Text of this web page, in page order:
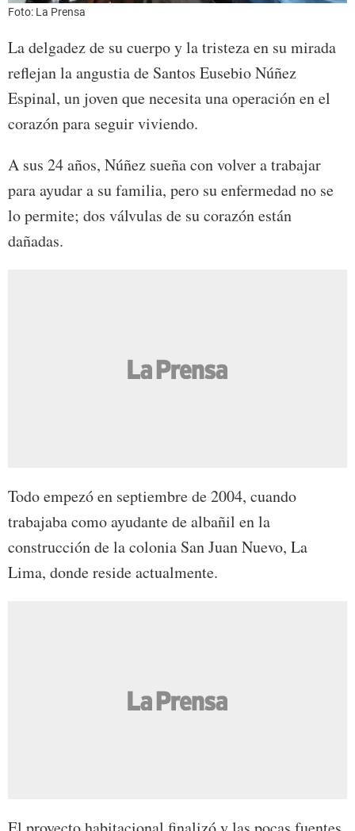
Foto: La Prensa
La delgadez de su cuerpo y la tristeza en su mirada
reflejan la angustia de Santos Eusebio Núñez
Espinal, un joven que necesita una operación en el
corazón para seguir viviendo.
A sus 24 años, Núñez sueña con volver a trabajar
para ayudar a su familia, pero su enfermedad no se
lo permite; dos válvulas de su corazón están
dañadas.
Todo empezó en septiembre de 2004, cuando
trabajaba como ayudante de albañil en la
construcción de la colonia San Juan Nuevo, La
Lima, donde reside actualmente.